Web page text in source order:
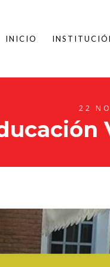
INICIO
22